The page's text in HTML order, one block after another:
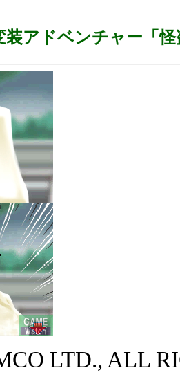
装アドベンチャー「
LTD., ALL